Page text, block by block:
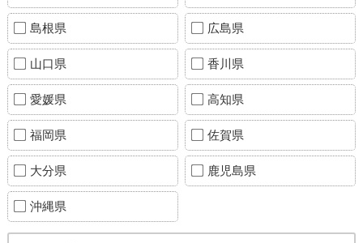
島根県 広島県
山口県 香川県
愛媛県 高知県
福岡県 佐賀県
大分県 鹿児島県
沖縄県